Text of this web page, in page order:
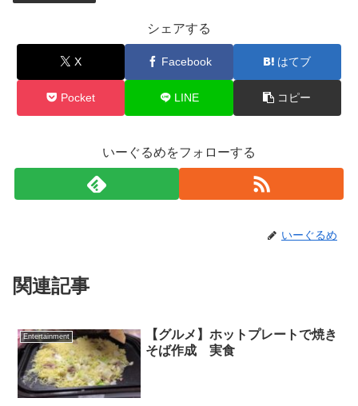
シェアする
X Facebook はてブ
Pocket LINE コピー
いーぐるめをフォローする
いーぐるめ
関連記事
Entertainment
【グルメ】ホットプレートで焼き
そば作成 実食